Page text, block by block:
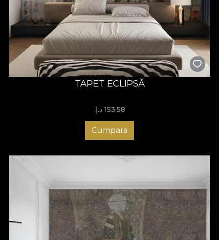
TAPET ECLIPSĂ
153.58 د.إ.‏
Cumpara